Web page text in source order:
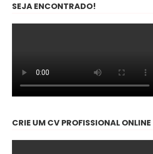
SEJA ENCONTRADO!
CRIE UM CV PROFISSIONAL ONLINE